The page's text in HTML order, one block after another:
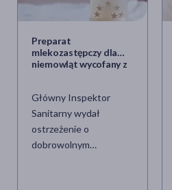
Preparat
mlekozastępczy dla
niemowląt wycofany z
Główny Inspektor
Sanitarny wydał
ostrzeżenie o
dobrowolnym